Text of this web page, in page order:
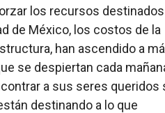
los recursos destinados
de México, los costos de la
han ascendido a
se despiertan cada
a sus seres queridos
destinando a lo que